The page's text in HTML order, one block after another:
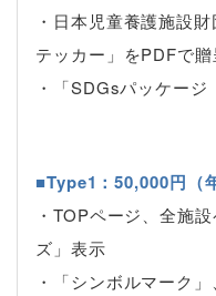
・日本児童養護施設
テッカー」をPDFで贈
・「SDGsパッケー
■Type1：50,000円（
・TOPページ、全施
ズ」表示
・「シンボルマーク